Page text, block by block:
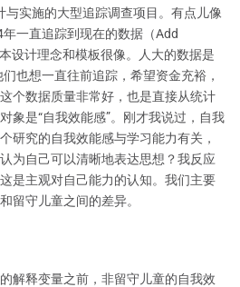
与实施的大型追踪调查项目。有点儿像
一直追踪到现在的数据（Add
设计理念和模板很像。人大的数据是
也想一直往前追踪，希望资金充裕，
个数据质量非常好，也是直接从统计
象是“自我效能感”。刚才我说过，自我
研究的自我效能感与学习能力有关，
为自己可以清晰地表达思想？我反应
是主观对自己能力的认知。我们主要
留守儿童之间的差异。
解释变量之前，非留守儿童的自我效